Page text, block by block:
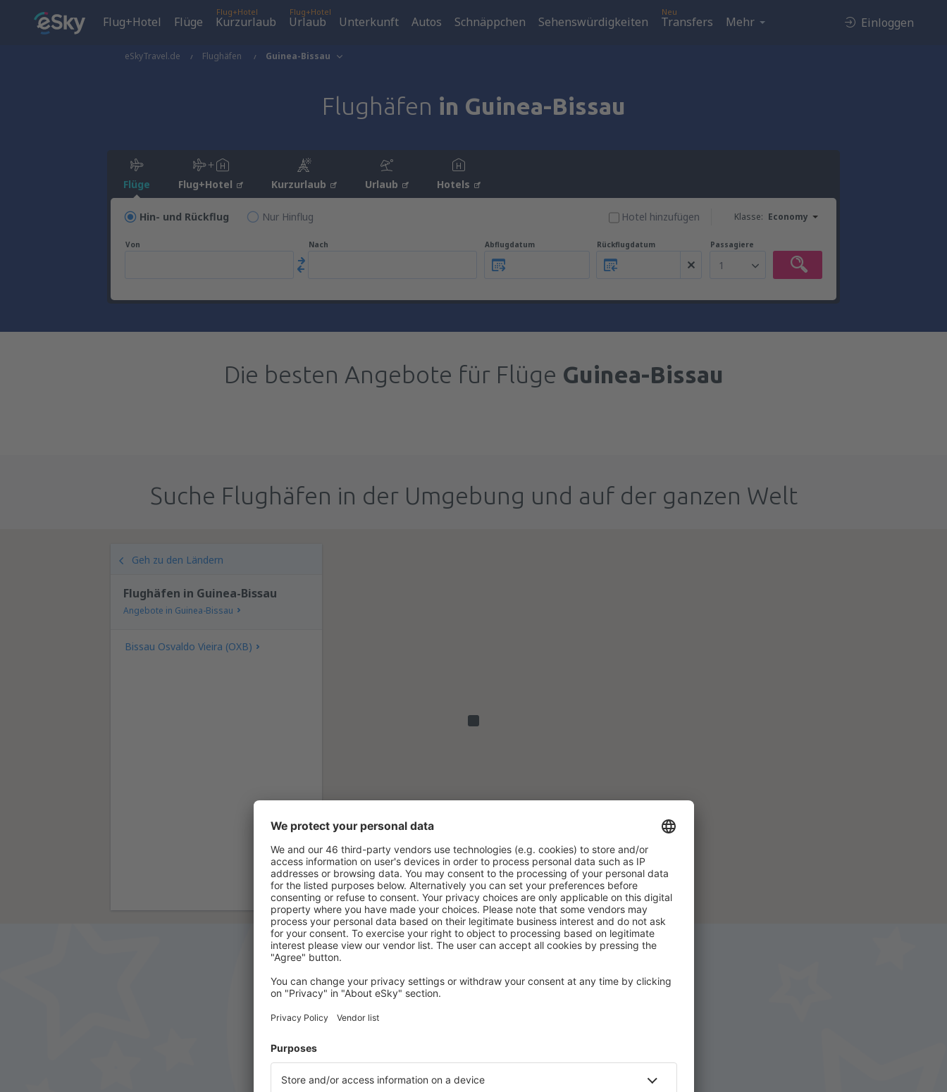
Flug+Hotel Flüge
Flug+Hotel
Kurzurlaub
Flug+Hotel
Urlaub Unterkunft Autos Schnäppchen Sehenswürdigkeiten
Neu
Transfers Mehr Einloggen
eSkyTravel.de Flughäfen Guinea-Bissau
Flughäfen in Guinea-Bissau
Flüge Flug+Hotel Kurzurlaub Urlaub Hotels
Hin- und Rückflug Nur Hinflug Klasse: Economy
Hotel hinzufügen
Von Nach Abflugdatum Rückflugdatum Passagiere
1
Die besten Angebote für Flüge Guinea-Bissau
Suche Flughäfen in der Umgebung und auf der ganzen Welt
Geh zu den Ländern
Flughäfen in Guinea-Bissau
Angebote in Guinea-Bissau
Bissau Osvaldo Vieira (OXB)
Buchen Sie Flug+Hotel auf